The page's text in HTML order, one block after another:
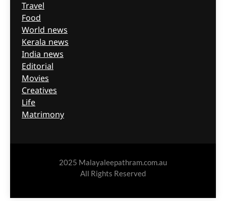
Travel
Food
World news
Kerala news
India news
Editorial
Movies
Creatives
Life
Matrimony
2025 Malayaleepathram.com.au
All Rights Reserved